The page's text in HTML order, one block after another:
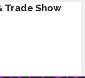
Trade Show